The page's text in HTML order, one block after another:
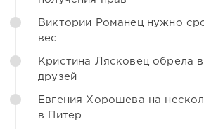
Виктории Романец нужно
вес
Кристина Лясковец обрела
друзей
Евгения Хорошева на
в Питер